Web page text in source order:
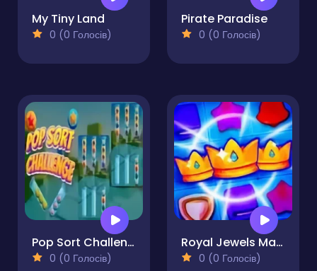
My Tiny Land
0 (0 Голосів)
Pirate Paradise
0 (0 Голосів)
Pop Sort Challenge
0 (0 Голосів)
Royal Jewels Match
0 (0 Голосів)